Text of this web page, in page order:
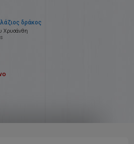
δράκος
Χρυσάνθη